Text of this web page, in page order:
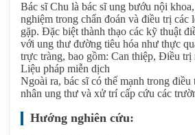
Bác sĩ Chu là bác sĩ ung bướu nội
nghiệm trong chẩn đoán và điều trị các
gặp. Đặc biệt thành thạo các kỹ thuật
với ung thư đường tiêu hóa như thực
trực tràng, bao gồm: Can thiệp, Điều trị
Liệu pháp miễn dịch
Ngoài ra, bác sĩ có thế mạnh trong
nhân ung thư và xử trí cấp cứu các
Hướng nghiên cứu: